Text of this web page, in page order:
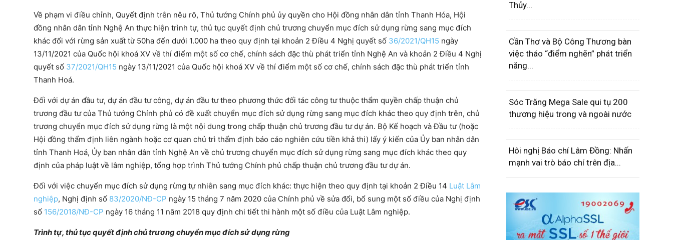
Về phạm vi điều chỉnh, Quyết định trên nêu rõ, Thủ tướng Chính phủ ủy quyền cho Hội đồng nhân dân tỉnh Thanh Hóa, Hội
đồng nhân dân tỉnh Nghệ An thực hiện trình tự, thủ tục quyết định chủ trương chuyển mục đích sử dụng rừng sang mục đích
khác đối với rừng sản xuất từ 50ha đến dưới 1.000 ha theo quy định tại khoản 2 Điều 4 Nghị quyết số 36/2021/QH15 ngày
13/11/2021 của Quốc hội khoá XV về thí điểm một số cơ chế, chính sách đặc thù phát triển tỉnh Nghệ An và khoản 2 Điều 4 Nghị
quyết số 37/2021/QH15 ngày 13/11/2021 của Quốc hội khoá XV về thí điểm một số cơ chế, chính sách đặc thù phát triển tỉnh
Thanh Hoá.
Đối với dự án đầu tư, dự án đầu tư công, dự án đầu tư theo phương thức đối tác công tư thuộc thẩm quyền chấp thuận chủ
trương đầu tư của Thủ tướng Chính phủ có đề xuất chuyển mục đích sử dụng rừng sang mục đích khác theo quy định trên, chủ
trương chuyển mục đích sử dụng rừng là một nội dung trong chấp thuận chủ trương đầu tư dự án. Bộ Kế hoạch và Đầu tư (hoặc
Hội đồng thẩm định liên ngành hoặc cơ quan chủ trì thẩm định báo cáo nghiên cứu tiền khả thi) lấy ý kiến của Ủy ban nhân dân
tỉnh Thanh Hoá, Ủy ban nhân dân tỉnh Nghệ An về chủ trương chuyển mục đích sử dụng rừng sang mục đích khác theo quy
định của pháp luật về lâm nghiệp, tổng hợp trình Thủ tướng Chính phủ chấp thuận chủ trương đầu tư dự án.
Đối với việc chuyển mục đích sử dụng rừng tự nhiên sang mục đích khác: thực hiện theo quy định tại khoản 2 Điều 14 Luật Lâm
nghiệp, Nghị định số 83/2020/NĐ-CP ngày 15 tháng 7 năm 2020 của Chính phủ về sửa đổi, bổ sung một số điều của Nghị định
số 156/2018/NĐ-CP ngày 16 tháng 11 năm 2018 quy định chi tiết thi hành một số điều của Luật Lâm nghiệp.
Trình tự, thủ tục quyết định chủ trương chuyển mục đích sử dụng rừng
Thủy...
Cần Thơ và Bộ Công Thương bàn
việc tháo “điểm nghẽn” phát triển
năng...
Sóc Trăng Mega Sale qui tụ 200
thương hiệu trong và ngoài nước
Hôi nghị Báo chí Lâm Đồng: Nhấn
mạnh vai trò báo chí trên địa...